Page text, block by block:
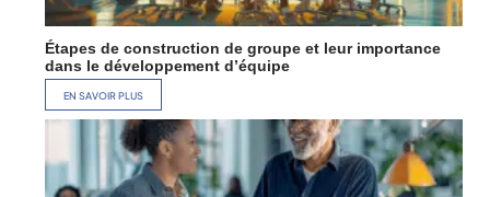
Étapes de construction de groupe et leur importance
dans le développement d’équipe
EN SAVOIR PLUS